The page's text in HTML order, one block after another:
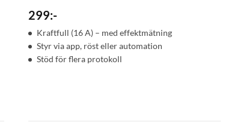
299:-
Kraftfull (16 A) – med effektmätning
Styr via app, röst eller automation
Stöd för flera protokoll